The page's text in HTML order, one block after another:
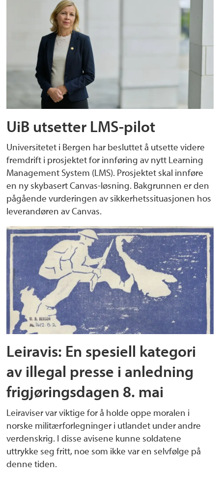
UiB utsetter LMS-pilot
Universitetet i Bergen har besluttet å utsette videre
fremdrift i prosjektet for innføring av nytt Learning
Management System (LMS). Prosjektet skal innføre
en ny skybasert Canvas-løsning. Bakgrunnen er den
pågående vurderingen av sikkerhetssituasjonen hos
leverandøren av Canvas.
Leiravis: En spesiell kategori
av illegal presse i anledning
frigjøringsdagen 8. mai
Leiraviser var viktige for å holde oppe moralen i
norske militærforlegninger i utlandet under andre
verdenskrig. I disse avisene kunne soldatene
uttrykke seg fritt, noe som ikke var en selvfølge på
denne tiden.